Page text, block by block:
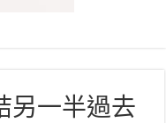
另一半過去